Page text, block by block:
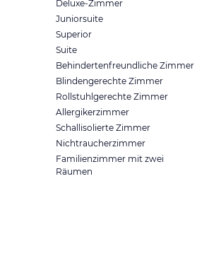
Deluxe-Zimmer
Juniorsuite
Superior
Suite
Behindertenfreundliche Zimmer
Blindengerechte Zimmer
Rollstuhlgerechte Zimmer
Allergikerzimmer
Schallisolierte Zimmer
Nichtraucherzimmer
Familienzimmer mit zwei
Räumen